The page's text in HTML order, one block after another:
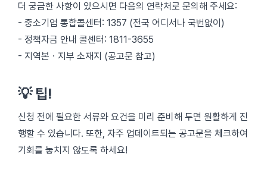
더 궁금한 사항이 있으시면 다음의 연락처로 문의해 주세요:
- 중소기업 통합콜센터: 1357 (전국 어디서나 국번없이)
- 정책자금 안내 콜센터: 1811-3655
- 지역본ㆍ지부 소재지 (공고문 참고)
💡 팁!
신청 전에 필요한 서류와 요건을 미리 준비해 두면 원활하게 진
행할 수 있습니다. 또한, 자주 업데이트되는 공고문을 체크하여
기회를 놓치지 않도록 하세요!